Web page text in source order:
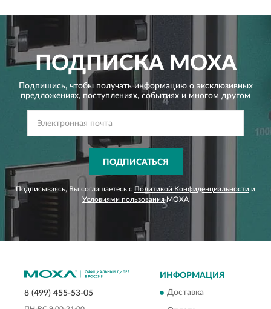
ПОДПИСКАMOXA
Подпишись, чтобы получать информацию о эксклюзивных
предложениях, поступлениях, событиях и многом другом
ПОДПИСАТЬСЯ
Подписываясь, Вы соглашаетесь с Политикой Конфиденциальности и
Условиями пользованияMOXA
8 (499) 455-53-05
ИНФОРМАЦИЯ
Доставка